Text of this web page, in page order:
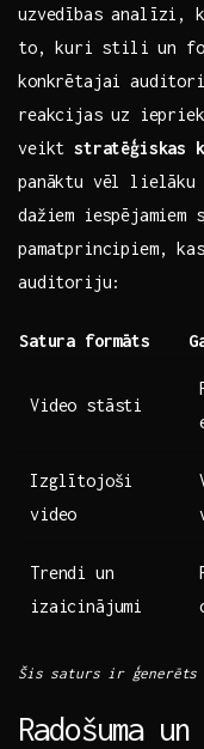
uzvedības analīzi,
to, kuri⁣ stili un
konkrētajai
reakcijas ⁤uz
veiktstratēģiskas
panāktu vēl
dažiem
pamatprincipiem,
auditoriju:
Satura formāts
Video stāsti
Izglītojoši
video
Trendi un
izaicinājumi
Šis saturs ⁣ir ģenerēts
Radošuma